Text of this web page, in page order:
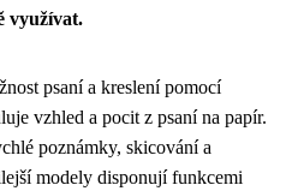
využívat.
psaní a kreslení pomocí
vzhled a pocit z psaní na papír.
poznámky, skicování a
modely disponují funkcemi